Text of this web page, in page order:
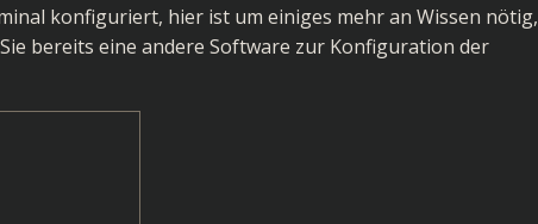
konfiguriert, hier ist um einiges mehr an Wissen nötig,
bereits eine andere Software zur Konfiguration der